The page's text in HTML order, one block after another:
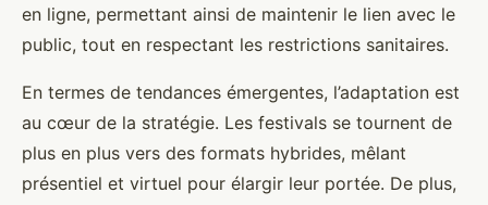
en ligne, permettant ainsi de maintenir le lien avec le
public, tout en respectant les restrictions sanitaires.
En termes de tendances émergentes, l’adaptation est
au cœur de la stratégie. Les festivals se tournent de
plus en plus vers des formats hybrides, mêlant
présentiel et virtuel pour élargir leur portée. De plus,